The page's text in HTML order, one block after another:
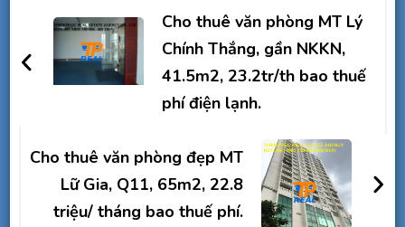
hướng
bài
viết
Cho thuê văn phòng MT Lý
Chính Thắng, gần NKKN,
41.5m2, 23.2tr/th bao thuế
phí điện lạnh.
Cho thuê văn phòng đẹp MT
Lữ Gia, Q11, 65m2, 22.8
triệu/ tháng bao thuế phí.